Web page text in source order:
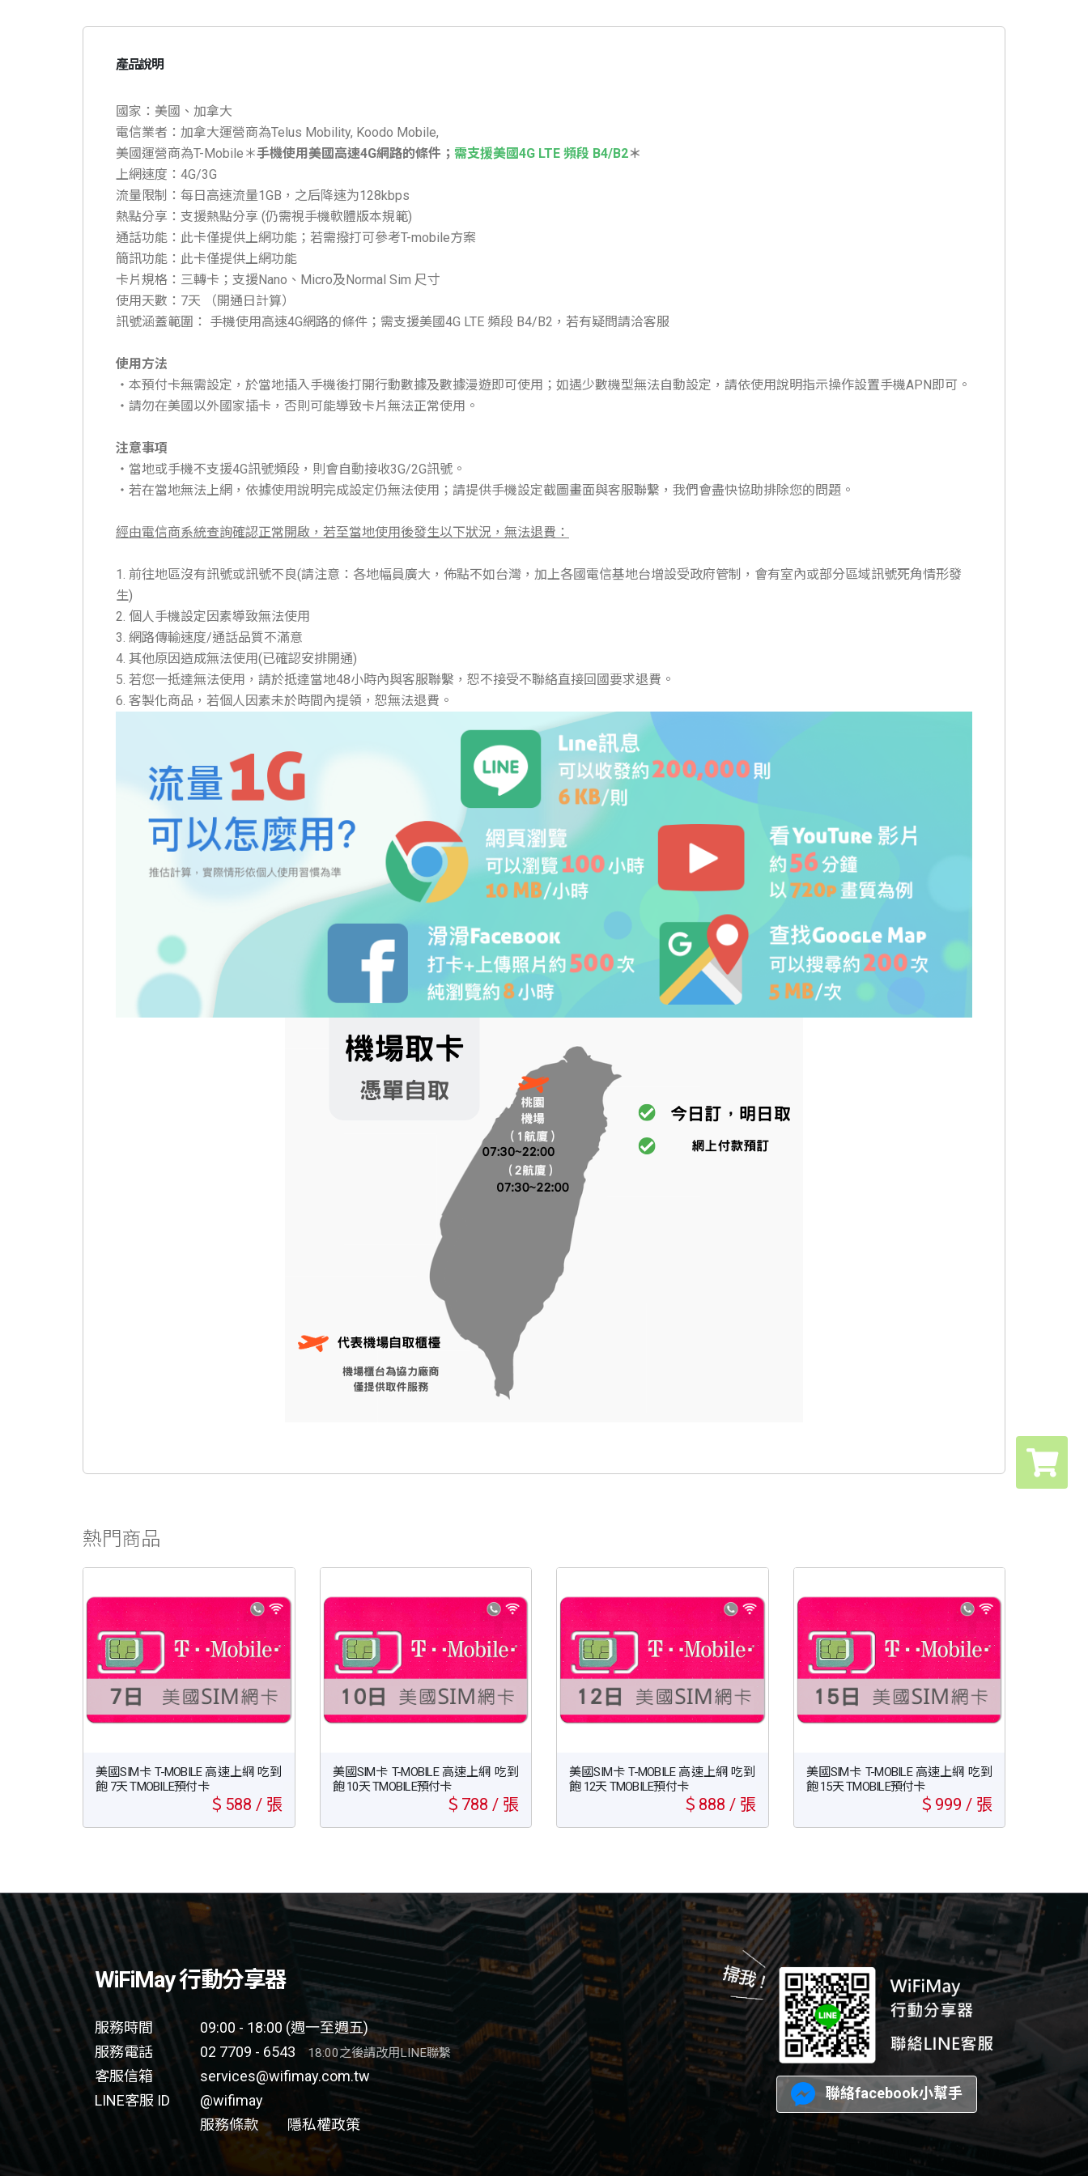
產品說明
國家：美國、加拿大
電信業者：加拿大運營商為Telus Mobility, Koodo Mobile,
美國運營商為T-Mobile＊手機使用美國高速4G網路的條件； 需支援美國4G LTE 頻段 B4/B2＊
上網速度：4G/3G
流量限制：每日高速流量1GB，之后降速为128kbps
熱點分享：支援熱點分享 (仍需視手機軟體版本規範)
通話功能：此卡僅提供上網功能；若需撥打可參考T-mobile方案
簡訊功能：此卡僅提供上網功能
卡片規格：三轉卡；支援Nano、Micro及Normal Sim 尺寸
使用天數：7天 （開通日計算）
訊號涵蓋範圍： 手機使用高速4G網路的條件；需支援美國4G LTE 頻段 B4/B2，若有疑問請洽客服
使用方法
・本預付卡無需設定，於當地插入手機後打開行動數據及數據漫遊即可使用；如遇少數機型無法自動設定，請依使用說明指示操作設置手機APN即可。
・請勿在美國以外國家插卡，否則可能導致卡片無法正常使用。
注意事項
・當地或手機不支援4G訊號頻段，則會自動接收3G/2G訊號。
・若在當地無法上網，依據使用說明完成設定仍無法使用；請提供手機設定截圖畫面與客服聯繫，我們會盡快協助排除您的問題。
經由電信商系統查詢確認正常開啟，若至當地使用後發生以下狀況，無法退費：
1. 前往地區沒有訊號或訊號不良(請注意：各地幅員廣大，佈點不如台灣，加上各國電信基地台增設受政府管制，會有室內或部分區域訊號死角情形發
生)
2. 個人手機設定因素導致無法使用
3. 網路傳輸速度/通話品質不滿意
4. 其他原因造成無法使用(已確認安排開通)
5. 若您一抵達無法使用，請於抵達當地48小時內與客服聯繫，恕不接受不聯絡直接回國要求退費。
6. 客製化商品，若個人因素未於時間內提領，恕無法退費。
熱門商品
美國SIM卡 T-MOBILE 高速上網 吃到
飽 7天 TMOBILE預付卡
＄588 / 張
美國SIM卡 T-MOBILE 高速上網 吃到
飽 10天 TMOBILE預付卡
＄788 / 張
美國SIM卡 T-MOBILE 高速上網 吃到
飽 12天 TMOBILE預付卡
＄888 / 張
美國SIM卡 T-MOBILE 高速上網 吃到
飽 15天 TMOBILE預付卡
＄999 / 張
WiFiMay 行動分享器
服務時間
09:00 - 18:00 (週一至週五)
服務電話
02 7709 - 6543 18:00之後請改用LINE聯繫
客服信箱
services@wifimay.com.tw
LINE客服 ID
@wifimay
服務條款
隱私權政策
聯絡facebook小幫手